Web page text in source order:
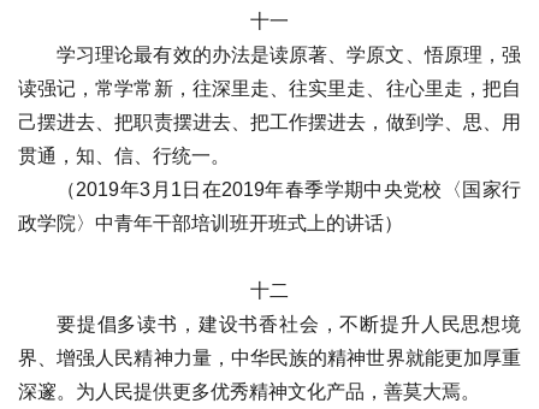
十一
学习理论最有效的办法是读原著、学原文、悟原理，强
读强记，常学常新，往深里走、往实里走、往心里走，把自
己摆进去、把职责摆进去、把工作摆进去，做到学、思、用
贯通，知、信、行统一。
（2019年3月1日在2019年春季学期中央党校〈国家行
政学院〉中青年干部培训班开班式上的讲话）
十二
要提倡多读书，建设书香社会，不断提升人民思想境
界、增强人民精神力量，中华民族的精神世界就能更加厚重
深邃。为人民提供更多优秀精神文化产品，善莫大焉。